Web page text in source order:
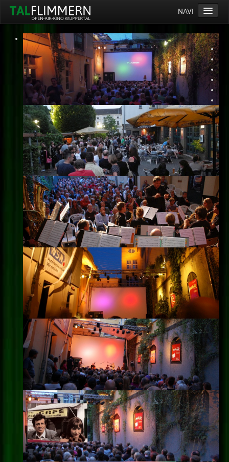
NAVI
Home
Programm
Service
Ticketinfos
Ort
Anreise
Wetter
Kinogutschein
Konzept
Archiv
Kontakt
Impressum
Datenschutz